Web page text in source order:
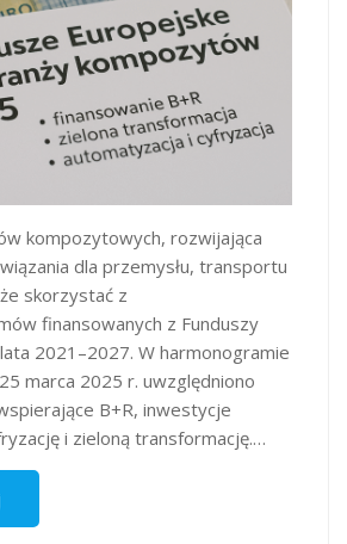
kompozytowych, rozwijająca
dla przemysłu, transportu
skorzystać z
finansowanych z Funduszy
2021–2027. W harmonogramie
marca 2025 r. uwzględniono
B+R, inwestycje
i zieloną transformację.…